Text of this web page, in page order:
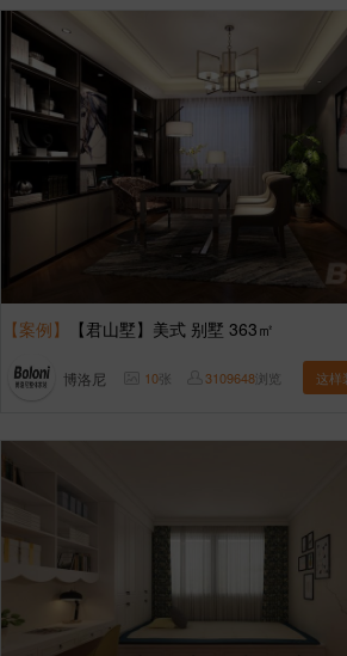
【案例】 【君山墅】美式 别墅 363㎡
博洛尼 10张 3109648浏览 这样